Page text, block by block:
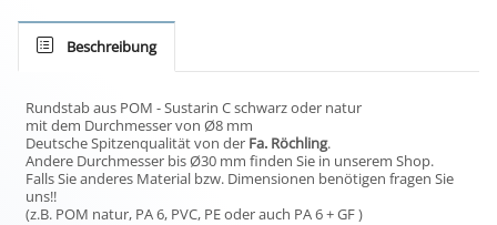
Beschreibung
Rundstab aus POM - Sustarin C schwarz oder natur
mit dem Durchmesser von Ø8 mm
Deutsche Spitzenqualität von der Fa. Röchling.
Andere Durchmesser bis Ø30 mm finden Sie in unserem Shop.
Falls Sie anderes Material bzw. Dimensionen benötigen fragen Sie
uns!!
(z.B. POM natur, PA 6, PVC, PE oder auch PA 6 + GF )